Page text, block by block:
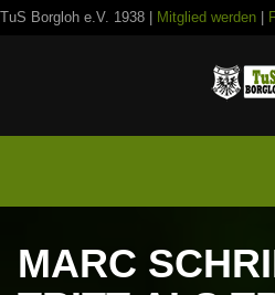
TuS Borgloh e.V. 1938 | Mitglied werden
MARC